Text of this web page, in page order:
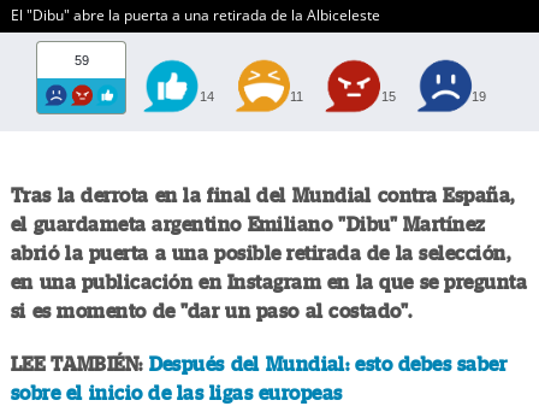
El "Dibu" abre la puerta a una retirada de la Albiceleste
59
14 11 15 19
Tras la derrota en la final del Mundial contra España,
el guardameta argentino Emiliano "Dibu" Martínez
abrió la puerta a una posible retirada de la selección,
en una publicación en Instagram en la que se pregunta
si es momento de "dar un paso al costado".
LEE TAMBIÉN: Después del Mundial: esto debes saber
sobre el inicio de las ligas europeas